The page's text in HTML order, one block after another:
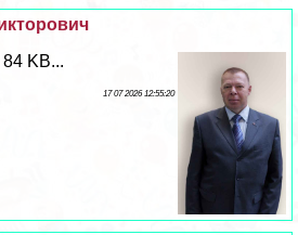
KB...
17 07 2026 12:55:20